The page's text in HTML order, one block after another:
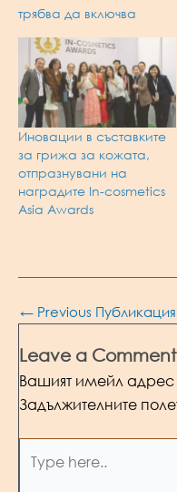
трябва да включва
Иновации в съставките
за грижа за кожата,
отпразнувани на
наградите In-cosmetics
Asia Awards
Post
← Previous Публикация
Leave a Comment
Вашият имейл
Задължителните
here..